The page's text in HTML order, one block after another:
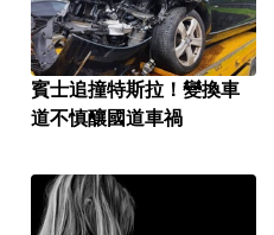
賓士追撞特斯拉！變換車
道不慎釀國道車禍